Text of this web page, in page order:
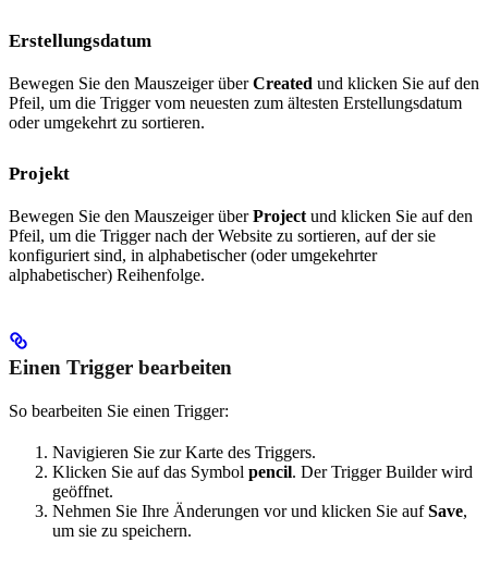
Erstellungsdatum
Bewegen Sie den Mauszeiger überCreated und klicken Sie auf den
Pfeil, um die Trigger vom neuesten zum ältesten Erstellungsdatum
oder umgekehrt zu sortieren.
Projekt
Bewegen Sie den Mauszeiger überProject und klicken Sie auf den
Pfeil, um die Trigger nach der Website zu sortieren, auf der sie
konfiguriert sind, in alphabetischer (oder umgekehrter
alphabetischer) Reihenfolge.
Einen Trigger bearbeiten
So bearbeiten Sie einen Trigger:
Navigieren Sie zur Karte des Triggers.
Klicken Sie auf das Symbol pencil. Der Trigger Builder wird
geöffnet.
Nehmen Sie Ihre Änderungen vor und klicken Sie aufSave,
um sie zu speichern.